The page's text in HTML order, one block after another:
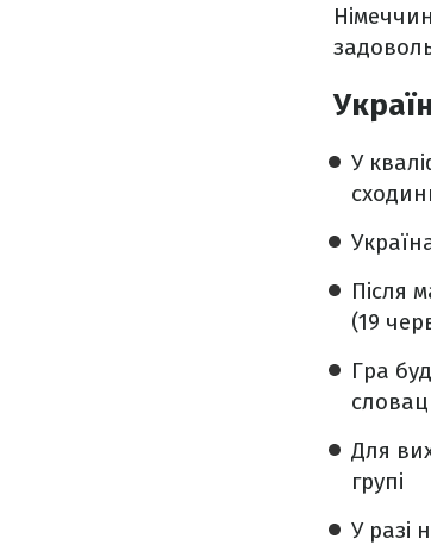
У
Після
(19
Гра
Для
групі
У разі